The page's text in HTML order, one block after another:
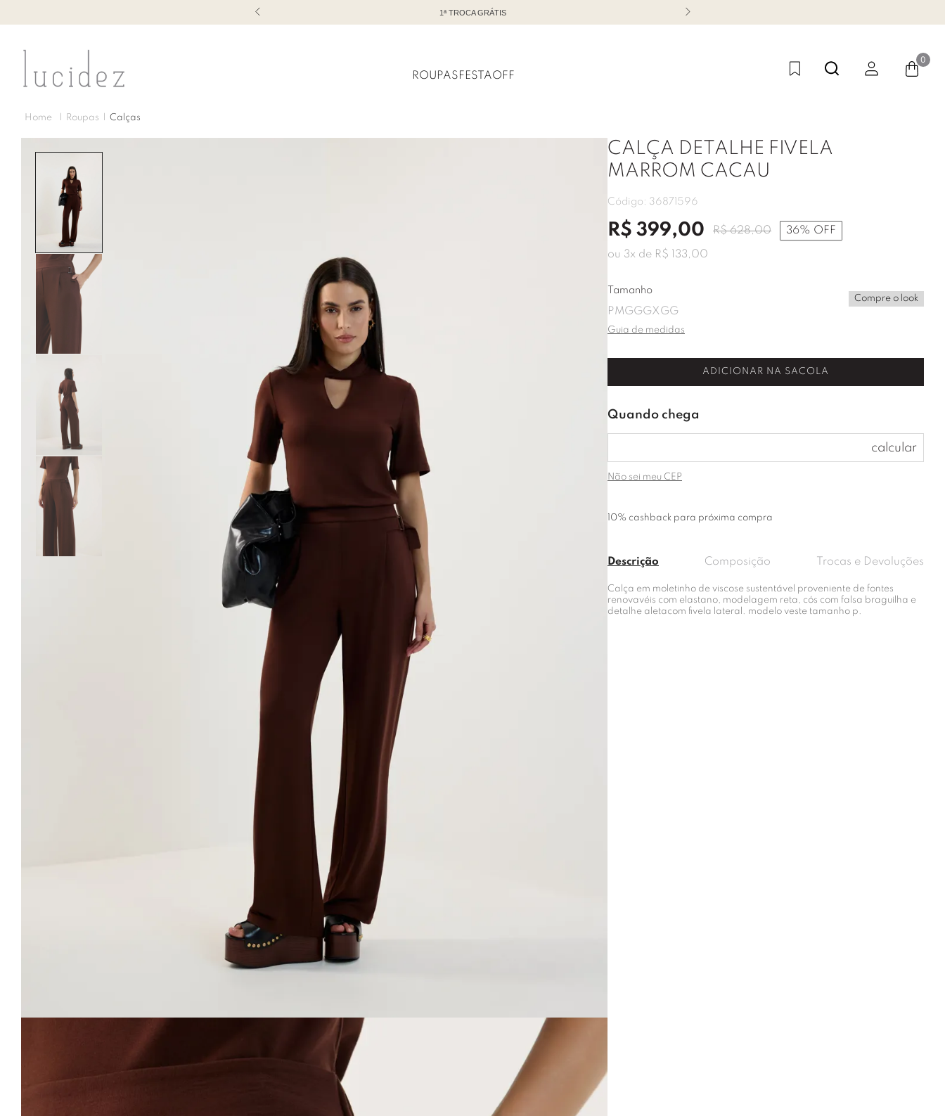
TODO OFF COM ATÉ 60% DE DESCONTO
ROUPASFESTAOFF
0
Roupas Calças
CALÇA DETALHE FIVELA
MARROM CACAU
Código: 36871596
R$ 399,00 R$ 628,00 36% OFF
ou 3x de R$ 133,00
Tamanho
PMGGGXGG
Compre o look
Guia de medidas
ADICIONAR NA SACOLA
Não sei meu CEP
10% cashback para próxima compra
Descrição Composição Trocas e Devoluções
Calça em moletinho de viscose sustentável proveniente de fontes
renovavéis com elastano, modelagem reta, cós com falsa braguilha e
detalhe aletacom fivela lateral. modelo veste tamanho p.